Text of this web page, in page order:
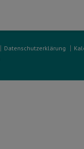
Datenschutzerklärung